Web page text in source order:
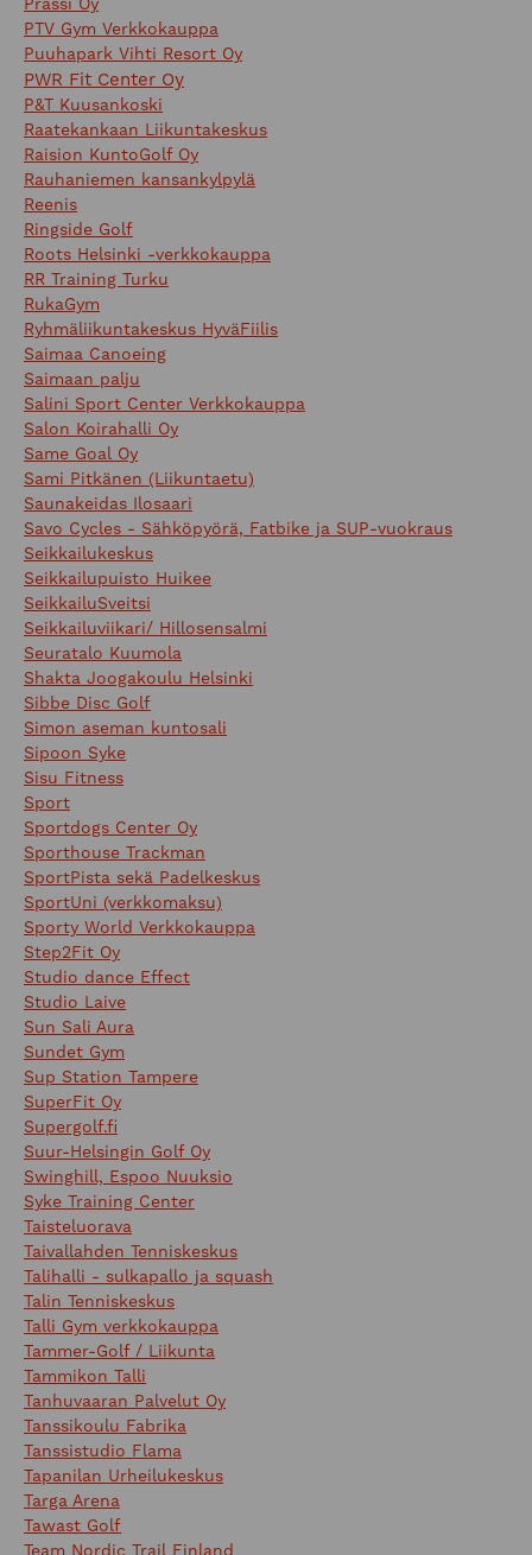
Prässi Oy
PTV Gym Verkkokauppa
Puuhapark Vihti Resort Oy
PWR Fit Center Oy
P&T Kuusankoski
Raatekankaan Liikuntakeskus
Raision KuntoGolf Oy
Rauhaniemen kansankylpylä
Reenis
Ringside Golf
Roots Helsinki -verkkokauppa
RR Training Turku
RukaGym
Ryhmäliikuntakeskus HyväFiilis
Saimaa Canoeing
Saimaan palju
Salini Sport Center Verkkokauppa
Salon Koirahalli Oy
Same Goal Oy
Sami Pitkänen (Liikuntaetu)
Saunakeidas Ilosaari
Savo Cycles - Sähköpyörä, Fatbike ja SUP-vuokraus
Seikkailukeskus
Seikkailupuisto Huikee
SeikkailuSveitsi
Seikkailuviikari/ Hillosensalmi
Seuratalo Kuumola
Shakta Joogakoulu Helsinki
Sibbe Disc Golf
Simon aseman kuntosali
Sipoon Syke
Sisu Fitness
Sport
Sportdogs Center Oy
Sporthouse Trackman
SportPista sekä Padelkeskus
SportUni (verkkomaksu)
Sporty World Verkkokauppa
Step2Fit Oy
Studio dance Effect
Studio Laive
Sun Sali Aura
Sundet Gym
Sup Station Tampere
SuperFit Oy
Supergolf.fi
Suur-Helsingin Golf Oy
Swinghill, Espoo Nuuksio
Syke Training Center
Taisteluorava
Taivallahden Tenniskeskus
Talihalli - sulkapallo ja squash
Talin Tenniskeskus
Talli Gym verkkokauppa
Tammer-Golf / Liikunta
Tammikon Talli
Tanhuvaaran Palvelut Oy
Tanssikoulu Fabrika
Tanssistudio Flama
Tapanilan Urheilukeskus
Targa Arena
Tawast Golf
Team Nordic Trail Finland